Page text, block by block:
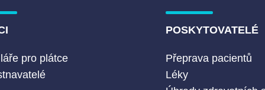
pro plátce
POSKYTOVATELÉ
Přeprava pacientů
Léky